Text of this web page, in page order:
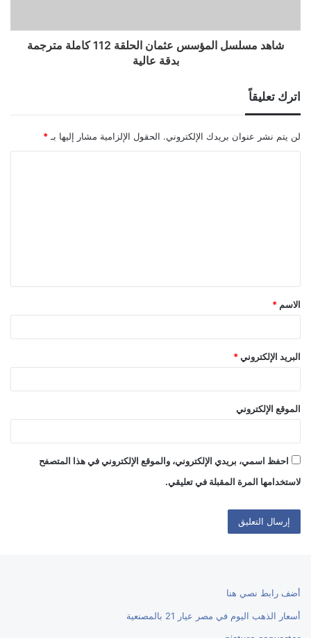
شاهد مسلسل المؤسس عثمان الحلقة 112 كاملة مترجمة
بدقة عالية
اترك تعليقاً
لن يتم نشر عنوان بريدك الإلكتروني. الحقول الإلزامية مشار إليها بـ *
ق
*
الاسم *
البريد الإلكتروني *
الموقع الإلكتروني
احفظ اسمي، بريدي الإلكتروني، والموقع الإلكتروني في هذا المتصفح
لاستخدامها المرة المقبلة في تعليقي.
أضف رابط نصي هنا
أسعار الذهب اليوم في مصر عيار 21 بالمصنعية